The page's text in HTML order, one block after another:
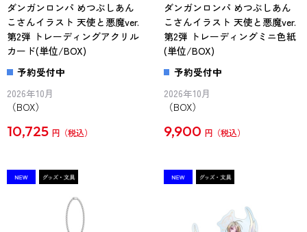
ダンガンロンパ めつぶしあん
こさんイラスト 天使と悪魔ver.
第2弾 トレーディングアクリル
カード(単位/BOX)
予約受付中
2026年10月
（BOX）
10,725 円
ダンガンロンパ めつぶしあん
こさんイラスト 天使と悪魔ver.
第2弾 トレーディングミニ色紙
(単位/BOX)
予約受付中
2026年10月
（BOX）
9,900 円